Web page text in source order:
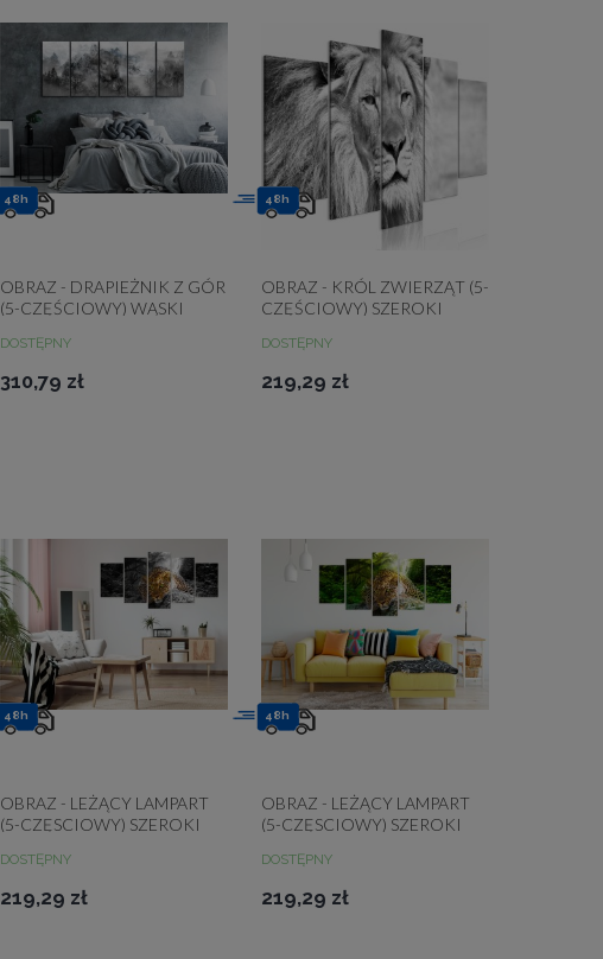
OBRAZ - DRAPIEŻNIK Z GÓR
(5-CZĘŚCIOWY) WĄSKI
DOSTĘPNY
310,79 zł
48h
OBRAZ - KRÓL ZWIERZĄT (5-
CZĘŚCIOWY) SZEROKI
DOSTĘPNY
219,29 zł
48h
OBRAZ - LEŻĄCY LAMPART
(5-CZĘSCIOWY) SZEROKI
DOSTĘPNY
219,29 zł
48h
OBRAZ - LEŻĄCY LAMPART
(5-CZĘSCIOWY) SZEROKI
DOSTĘPNY
219,29 zł
48h